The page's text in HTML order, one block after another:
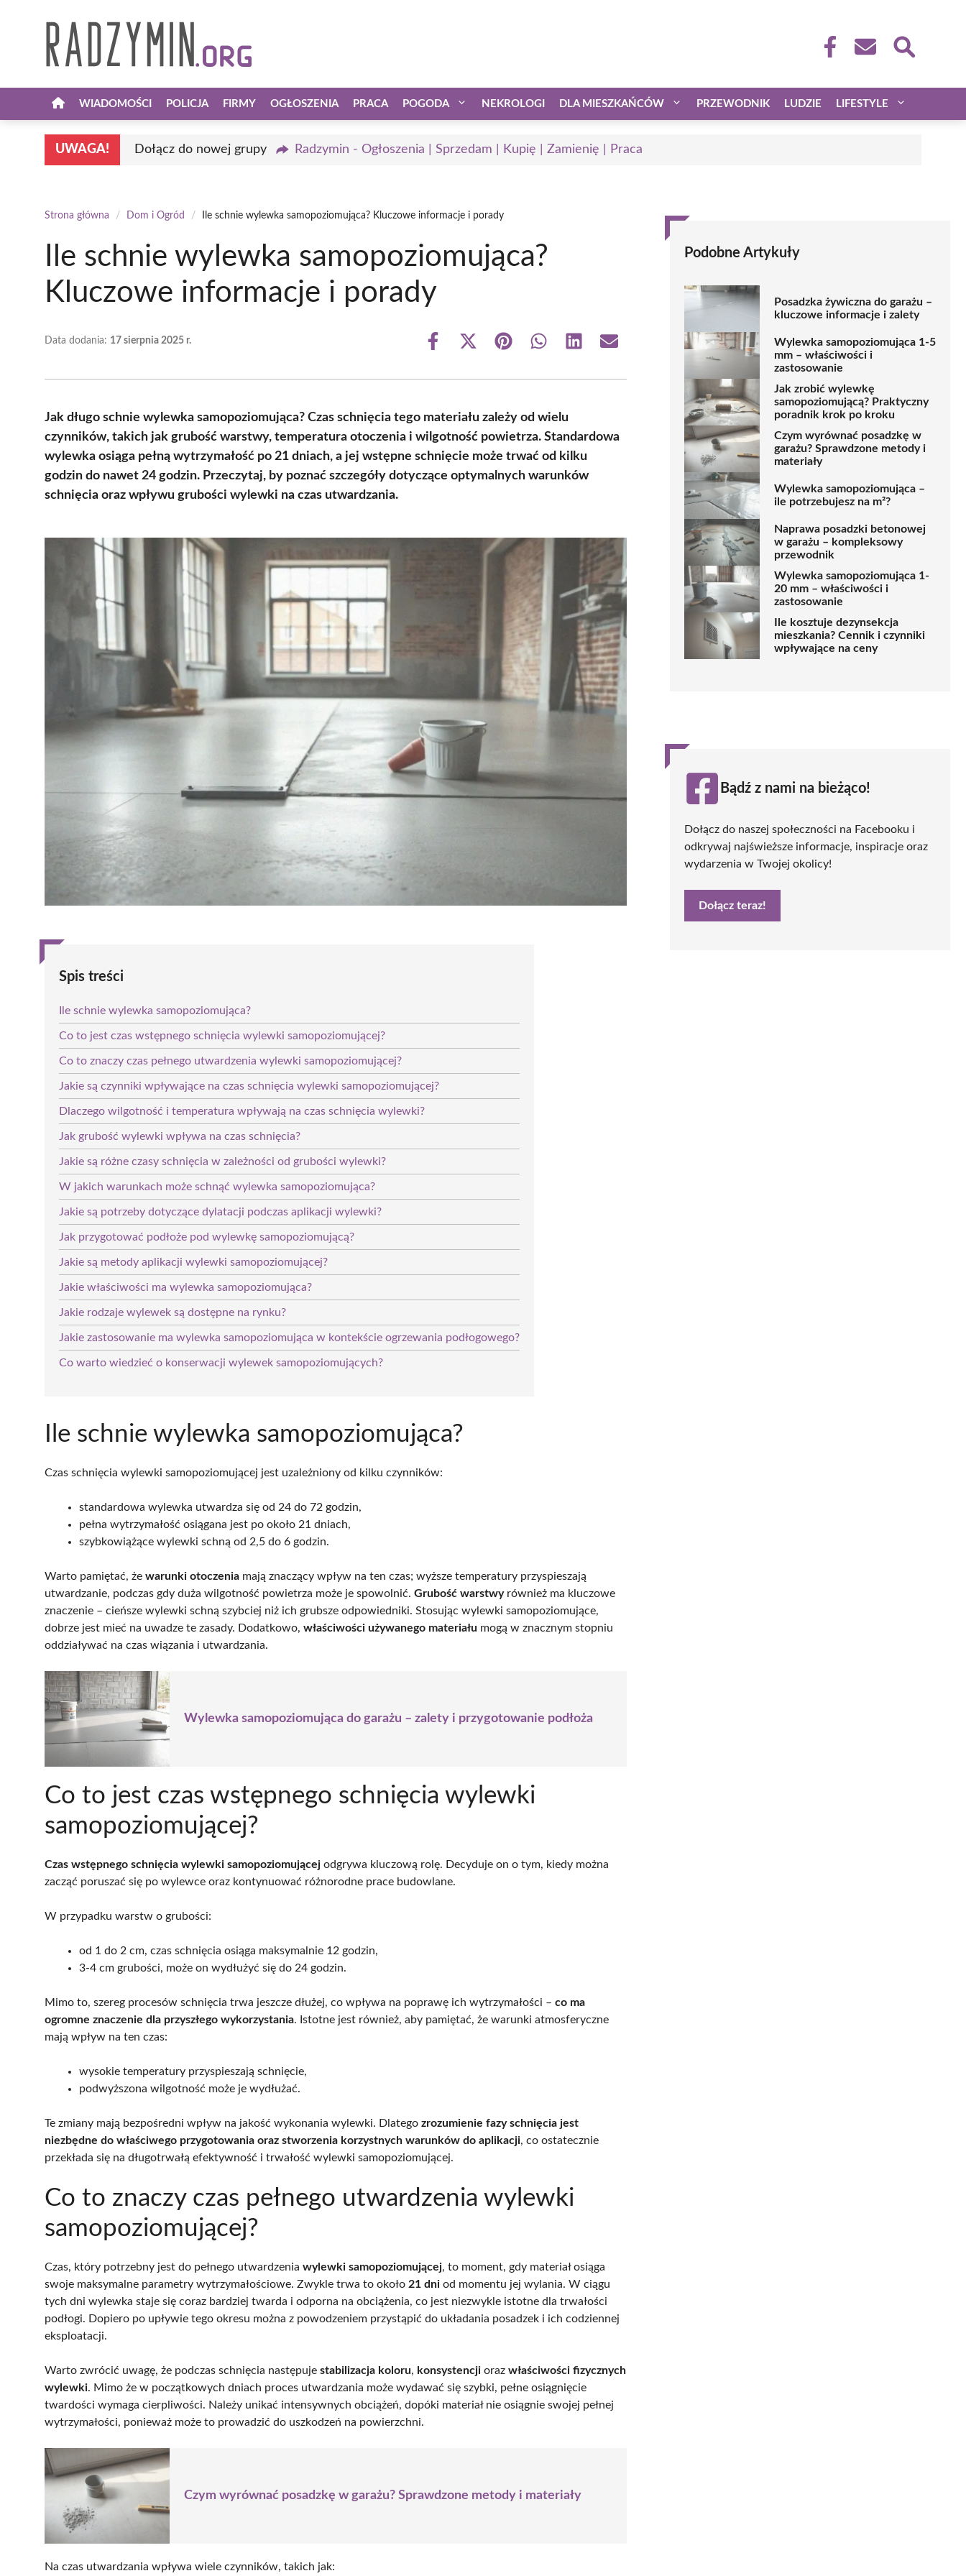
WIADOMOŚCI POLICJA FIRMY OGŁOSZENIA PRACA POGODA NEKROLOGI DLA MIESZKAŃCÓW PRZEWODNIK LUDZIE LIFESTYLE
UWAGA! Dołącz do nowej grupy Radzymin - Ogłoszenia | Sprzedam | Kupię | Zamienię | Praca
Strona główna / Dom i Ogród / Ile schnie wylewka samopoziomująca? Kluczowe informacje i porady
Ile schnie wylewka samopoziomująca?
Kluczowe informacje i porady
Data dodania: 17 sierpnia 2025 r.
Share
Share
(Twitter)
Share Share Share Share
Jak długo schnie wylewka samopoziomująca? Czas schnięcia tego materiału zależy od wielu
czynników, takich jak grubość warstwy, temperatura otoczenia i wilgotność powietrza. Standardowa
wylewka osiąga pełną wytrzymałość po 21 dniach, a jej wstępne schnięcie może trwać od kilku
godzin do nawet 24 godzin. Przeczytaj, by poznać szczegóły dotyczące optymalnych warunków
schnięcia oraz wpływu grubości wylewki na czas utwardzania.
Spis treści
Ile schnie wylewka samopoziomująca?
Co to jest czas wstępnego schnięcia wylewki samopoziomującej?
Co to znaczy czas pełnego utwardzenia wylewki samopoziomującej?
Jakie są czynniki wpływające na czas schnięcia wylewki samopoziomującej?
Dlaczego wilgotność i temperatura wpływają na czas schnięcia wylewki?
Jak grubość wylewki wpływa na czas schnięcia?
Jakie są różne czasy schnięcia w zależności od grubości wylewki?
W jakich warunkach może schnąć wylewka samopoziomująca?
Jakie są potrzeby dotyczące dylatacji podczas aplikacji wylewki?
Jak przygotować podłoże pod wylewkę samopoziomującą?
Jakie są metody aplikacji wylewki samopoziomującej?
Jakie właściwości ma wylewka samopoziomująca?
Jakie rodzaje wylewek są dostępne na rynku?
Jakie zastosowanie ma wylewka samopoziomująca w kontekście ogrzewania podłogowego?
Co warto wiedzieć o konserwacji wylewek samopoziomujących?
Ile schnie wylewka samopoziomująca?
Czas schnięcia wylewki samopoziomującej jest uzależniony od kilku czynników:
standardowa wylewka utwardza się od 24 do 72 godzin,
pełna wytrzymałość osiągana jest po około 21 dniach,
szybkowiążące wylewki schną od 2,5 do 6 godzin.
Warto pamiętać, że warunki otoczenia mają znaczący wpływ na ten czas; wyższe temperatury przyspieszają
utwardzanie, podczas gdy duża wilgotność powietrza może je spowolnić. Grubość warstwyrównież ma kluczowe
znaczenie – cieńsze wylewki schną szybciej niż ich grubsze odpowiedniki. Stosując wylewki samopoziomujące,
dobrze jest mieć na uwadze te zasady. Dodatkowo, właściwości używanego materiału mogą w znacznym stopniu
oddziaływać na czas wiązania i utwardzania.
Wylewka samopoziomująca do garażu – zalety i przygotowanie podłoża
Co to jest czas wstępnego schnięcia wylewki
samopoziomującej?
Czas wstępnego schnięcia wylewki samopoziomującej odgrywa kluczową rolę. Decyduje on o tym, kiedy można
zacząć poruszać się po wylewce oraz kontynuować różnorodne prace budowlane.
W przypadku warstw o grubości:
od 1 do 2 cm, czas schnięcia osiąga maksymalnie 12 godzin,
3-4 cm grubości, może on wydłużyć się do 24 godzin.
Mimo to, szereg procesów schnięcia trwa jeszcze dłużej, co wpływa na poprawę ich wytrzymałości – co ma
ogromne znaczenie dla przyszłego wykorzystania. Istotne jest również, aby pamiętać, że warunki atmosferyczne
mają wpływ na ten czas:
wysokie temperatury przyspieszają schnięcie,
podwyższona wilgotność może je wydłużać.
Te zmiany mają bezpośredni wpływ na jakość wykonania wylewki. Dlatego zrozumienie fazy schnięcia jest
niezbędne do właściwego przygotowania oraz stworzenia korzystnych warunków do aplikacji, co ostatecznie
przekłada się na długotrwałą efektywność i trwałość wylewki samopoziomującej.
Co to znaczy czas pełnego utwardzenia wylewki
samopoziomującej?
Czas, który potrzebny jest do pełnego utwardzenia wylewki samopoziomującej, to moment, gdy materiał osiąga
swoje maksymalne parametry wytrzymałościowe. Zwykle trwa to około 21 dni od momentu jej wylania. W ciągu
tych dni wylewka staje się coraz bardziej twarda i odporna na obciążenia, co jest niezwykle istotne dla trwałości
podłogi. Dopiero po upływie tego okresu można z powodzeniem przystąpić do układania posadzek i ich codziennej
eksploatacji.
Warto zwrócić uwagę, że podczas schnięcia następuje stabilizacja koloru, konsystencji oraz właściwości fizycznych
wylewki. Mimo że w początkowych dniach proces utwardzania może wydawać się szybki, pełne osiągnięcie
twardości wymaga cierpliwości. Należy unikać intensywnych obciążeń, dopóki materiał nie osiągnie swojej pełnej
wytrzymałości, ponieważ może to prowadzić do uszkodzeń na powierzchni.
Czym wyrównać posadzkę w garażu? Sprawdzone metody i materiały
Na czas utwardzania wpływa wiele czynników, takich jak:
Podobne Artykuły
Posadzka żywiczna do garażu –
kluczowe informacje i zalety
Wylewka samopoziomująca 1-5
mm – właściwości i
zastosowanie
Jak zrobić wylewkę
samopoziomującą? Praktyczny
poradnik krok po kroku
Czym wyrównać posadzkę w
garażu? Sprawdzone metody i
materiały
Wylewka samopoziomująca –
ile potrzebujesz na m²?
Naprawa posadzki betonowej
w garażu – kompleksowy
przewodnik
Wylewka samopoziomująca 1-
20 mm – właściwości i
zastosowanie
Ile kosztuje dezynsekcja
mieszkania? Cennik i czynniki
wpływające na ceny
Bądź z nami na bieżąco!
Dołącz do naszej społeczności na Facebooku i
odkrywaj najświeższe informacje, inspiracje oraz
wydarzenia w Twojej okolicy!
Dołącz teraz!